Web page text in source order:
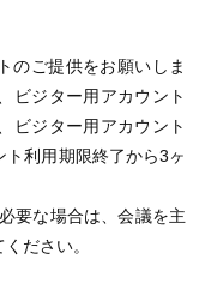
のご提供をお願いしま
ビジター用アカウント
ビジター用アカウント
利用期限終了から3ヶ
要な場合は、会議を主
ださい。